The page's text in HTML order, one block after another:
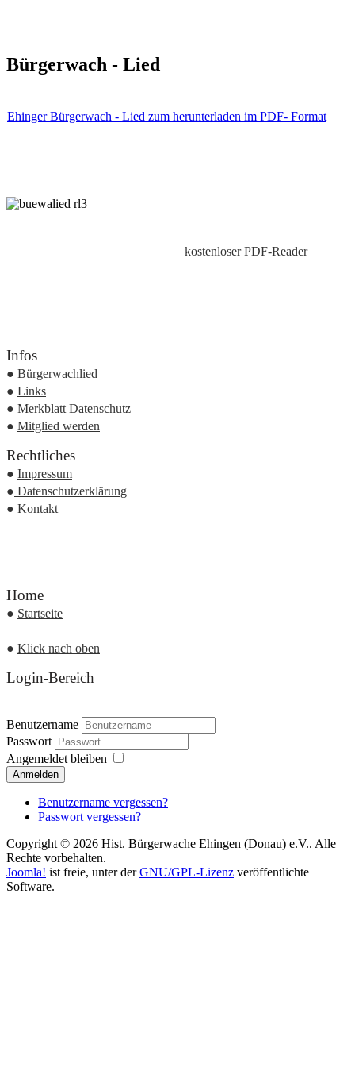
Bürgerwach - Lied
Ehinger Bürgerwach - Lied zum herunterladen im PDF- Format
kostenloser PDF-Reader
Infos
● Bürgerwachlied
● Links
● Merkblatt Datenschutz
● Mitglied werden
Rechtliches
● Impressum
● Datenschutzerklärung
● Kontakt
Home
● Startseite
● Klick nach oben
Login-Bereich
Benutzername
Passwort
Angemeldet bleiben
Anmelden
Benutzername vergessen?
Passwort vergessen?
Copyright © 2026 Hist. Bürgerwache Ehingen (Donau) e.V.. Alle
Rechte vorbehalten.
Joomla! ist freie, unter derGNU/GPL-Lizenz veröffentlichte
Software.